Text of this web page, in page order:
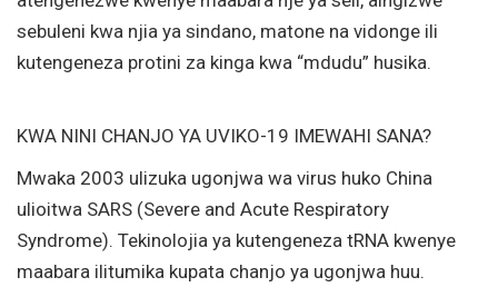
sebuleni kwa njia ya sindano, matone na vidonge ili
kutengeneza protini za kinga kwa “mdudu” husika.
KWA NINI CHANJO YA UVIKO-19 IMEWAHI SANA?
Mwaka 2003 ulizuka ugonjwa wa virus huko China
ulioitwa SARS (Severe and Acute Respiratory
Syndrome). Tekinolojia ya kutengeneza tRNA kwenye
maabara ilitumika kupata chanjo ya ugonjwa huu.